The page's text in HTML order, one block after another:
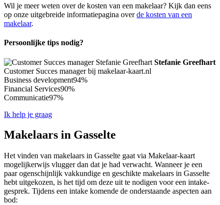
Wil je meer weten over de kosten van een makelaar? Kijk dan eens
op onze uitgebreide informatiepagina overde kosten van een
makelaar.
Persoonlijke tips nodig?
Stefanie Greefhart
Customer Succes manager bij makelaar-kaart.nl
Business development94%
Financial Services90%
Communicatie97%
Ik help je graag
Makelaars in Gasselte
Het vinden van makelaars in Gasselte gaat via Makelaar-kaart
mogelijkerwijs vlugger dan dat je had verwacht. Wanneer je een
paar ogenschijnlijk vakkundige en geschikte makelaars in Gasselte
hebt uitgekozen, is het tijd om deze uit te nodigen voor een intake-
gesprek. Tijdens een intake komende de onderstaande aspecten aan
bod: